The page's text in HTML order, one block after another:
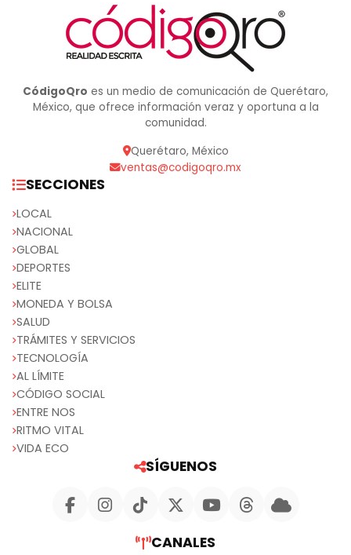
CódigoQro es un medio de comunicación de Querétaro,
México, que ofrece información veraz y oportuna a la
comunidad.
Querétaro, México
ventas@codigoqro.mx
SECCIONES
LOCAL
NACIONAL
GLOBAL
DEPORTES
ELITE
MONEDA Y BOLSA
SALUD
TRÁMITES Y SERVICIOS
TECNOLOGÍA
AL LÍMITE
CÓDIGO SOCIAL
ENTRE NOS
RITMO VITAL
VIDA ECO
SÍGUENOS
CANALES